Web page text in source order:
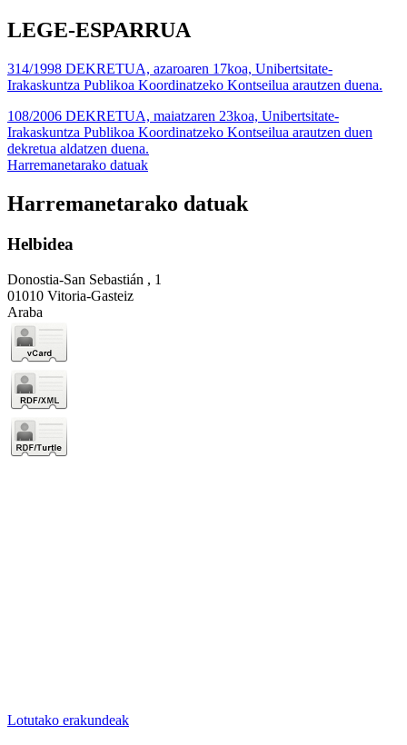
LEGE-ESPARRUA
314/1998 DEKRETUA, azaroaren 17koa, Unibertsitate-
Irakaskuntza Publikoa Koordinatzeko Kontseilua arautzen duena.
108/2006 DEKRETUA, maiatzaren 23koa, Unibertsitate-
Irakaskuntza Publikoa Koordinatzeko Kontseilua arautzen duen
dekretua aldatzen duena.
Harremanetarako datuak
Harremanetarako datuak
Helbidea
Donostia-San Sebastián , 1
01010 Vitoria-Gasteiz
Araba
Lotutako erakundeak